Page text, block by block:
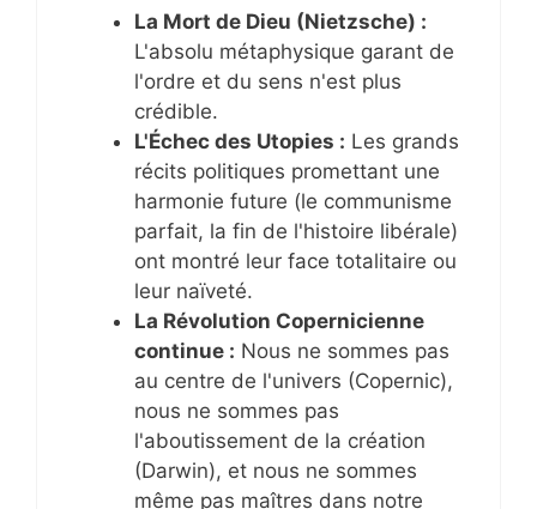
La Mort de Dieu (Nietzsche) :
L'absolu métaphysique garant de
l'ordre et du sens n'est plus
crédible.
L'Échec des Utopies : Les grands
récits politiques promettant une
harmonie future (le communisme
parfait, la fin de l'histoire libérale)
ont montré leur face totalitaire ou
leur naïveté.
La Révolution Copernicienne
continue : Nous ne sommes pas
au centre de l'univers (Copernic),
nous ne sommes pas
l'aboutissement de la création
(Darwin), et nous ne sommes
même pas maîtres dans notre